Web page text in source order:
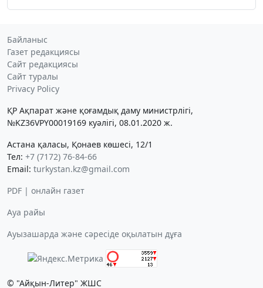
Байланыс
Газет редакциясы
Сайт редакциясы
Сайт туралы
Privacy Policy
ҚР Ақпарат және қоғамдық даму министрлігі,
№KZ36VPY00019169 куәлігі, 08.01.2020 ж.
Астана қаласы, Қонаев көшесі, 12/1
Тел: +7 (7172) 76-84-66
Email: turkystan.kz@gmail.com
PDF | онлайн газет
Ауа райы
Ауызашарда және сәресіде оқылатын дұға
© "Айқын-Литер" ЖШС